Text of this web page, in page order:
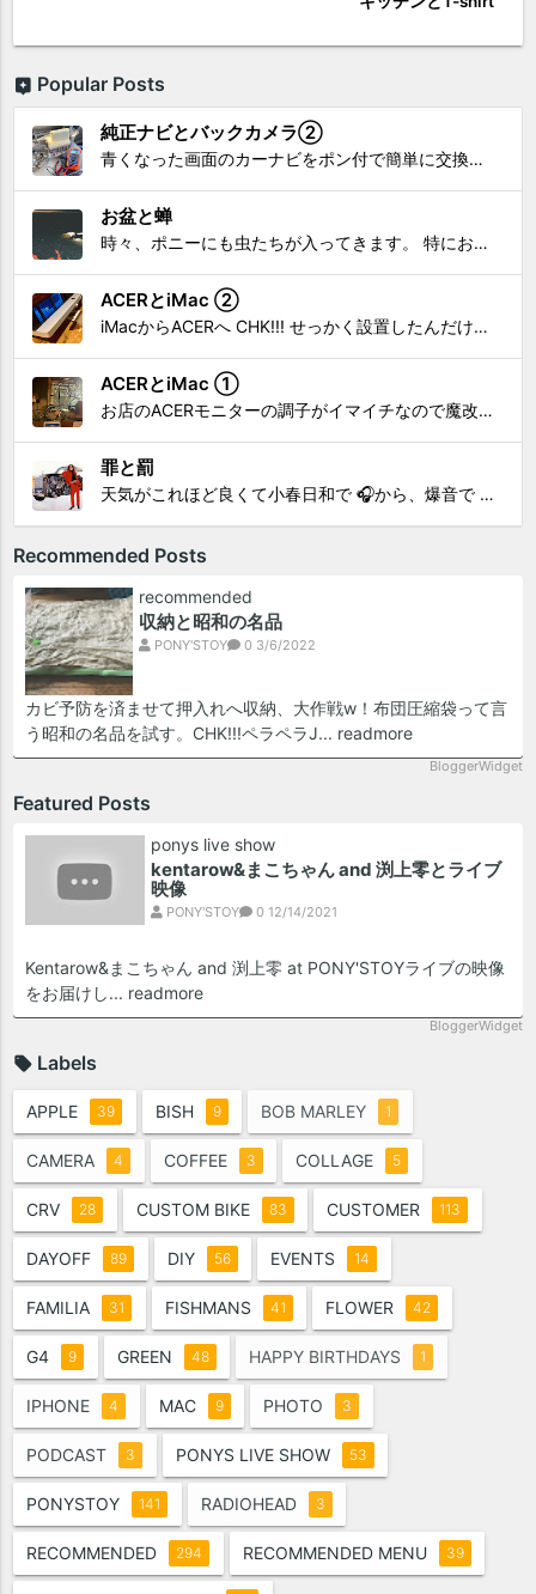
Popular Posts
純正ナビとバックカメラ②
青くなった画面のカーナビをポン付で簡単に交換、出来ると思っていたら意外と闇多め!!!なDAY①から続く今回は、DAY②。 テスターで調べてみたのだが、結果的にバックカメラからナビ裏まで来てる、配線を見つけることが出来なかった前回。気付けば闇w。 さてさて、この頃のDVDナビ的なT...
お盆と蝉
時々、ポニーにも虫たちが入ってきます。 特にお盆の頃はどの虫かと気になり探してしまう。 今まではキリギリスやすいっちょん、今思えば今年は蝉だったのかな。
ACERとiMac ②
iMacからACERへ CHK!!! せっかく設置したんだけど〜 画面が真っ暗じゃしょうがないわな。 元のACERモニターを再度、設置🔥 画面のチラツキ、乱れなど不具合、多めですが 見れないより良い。 iMacへ繋いだ時、疑問があった。 せっかくの解像度を生かしてないこと。 2...
ACERとiMac ①
お店のACERモニターの調子がイマイチなので魔改造したiMacと入れ替え 外は豪雨、何処へも行かない火曜。 コツコツ作業スタートです!!! CHK!!! 何年かぶりにモニターを降ろした。 配線がぐちゃぐちゃ😂 要らないケーブルなど、使っていない部材などなど片付けて、拭き掃除w。...
罪と罰
天気がこれほど良くて小春日和で 🎧から、爆音で この曲しかない。 ループ・リピート再生。 CHK!!! ちなみに自分。 60歳になったら、この色でW114 乗っていたいですね。 罪と罰 PV このミュージック・ビデオ「罪と罰」は"自分のクルマを切る"というコ...
Recommended Posts
recommended
収納と昭和の名品
PONY'STOY 0 3/6/2022
カビ予防を済ませて押入れへ収納、大作戦w！布団圧縮袋って言
う昭和の名品を試す。CHK!!!ペラペラJ... readmore
BloggerWidget
Featured Posts
ponys live show
kentarow&まこちゃん and 渕上零とライブ
映像
PONY'STOY 0 12/14/2021
Kentarow&まこちゃん and 渕上零 at PONY'STOYライブの映像
をお届けし... readmore
BloggerWidget
Labels
APPLE 39 BISH 9 BOB MARLEY 1
CAMERA 4 COFFEE 3 COLLAGE 5
CRV 28 CUSTOM BIKE 83 CUSTOMER 113
DAYOFF 89 DIY 56 EVENTS 14
FAMILIA 31 FISHMANS 41 FLOWER 42
G4 9 GREEN 48 HAPPY BIRTHDAYS 1
IPHONE 4 MAC 9 PHOTO 3
PODCAST 3 PONYS LIVE SHOW 53
PONYSTOY 141 RADIOHEAD 3
RECOMMENDED 294 RECOMMENDED MENU 39